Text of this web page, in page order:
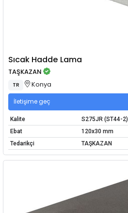
Sıcak Hadde Lama
TAŞKAZAN
TR Konya
İletişime geç
Kalite
S275JR (ST44-2)
Ebat
120x30 mm
Tedarikçi
TAŞKAZAN